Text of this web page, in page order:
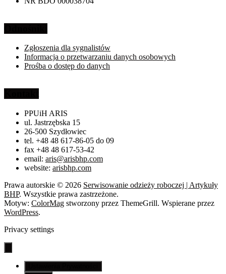
Zgłoszenia dla sygnalistów
Informacja o przetwarzaniu danych osobowych
Prośba o dostęp do danych
PPUiH ARIS
ul. Jastrzębska 15
26-500 Szydłowiec
tel. +48 48 617-86-05 do 09
fax +48 48 617-53-42
email: aris@arisbhp.com
website: arisbhp.com
Prawa autorskie © 2026 Serwisowanie odzieży roboczej | Artykuły
BHP. Wszystkie prawa zastrzeżone.
Motyw: ColorMag stworzony przez ThemeGrill. Wspierane przez
WordPress.
Privacy settings